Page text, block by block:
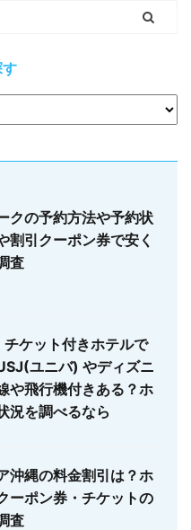
クの予約方法や予約状
割引クーポン券で安く
査
チケット付きホテルで
ユニバ) やディズニ
や飛行機付きある？ホ
況を調べるなら
沖縄の料金割引は？ホ
ーポン券・チケットの
査